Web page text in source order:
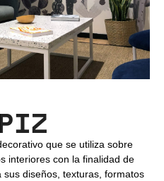
que se utiliza sobre
interiores con la finalidad de
diseños, texturas, formatos